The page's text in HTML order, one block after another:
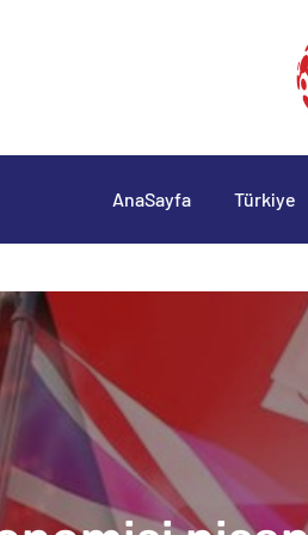
AnaSayfa Türkiye